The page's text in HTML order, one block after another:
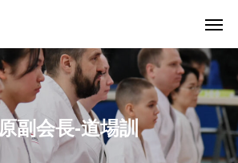
副会長-道場訓
体験案内
スケジュール
教室別 稽古時間